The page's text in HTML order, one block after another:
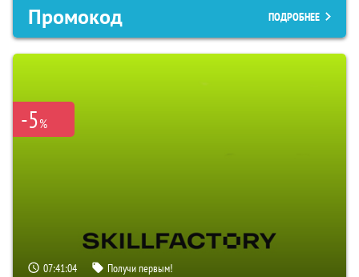
Промокод ПОДРОБНЕЕ
-5%
07:41:03 Получи первым!